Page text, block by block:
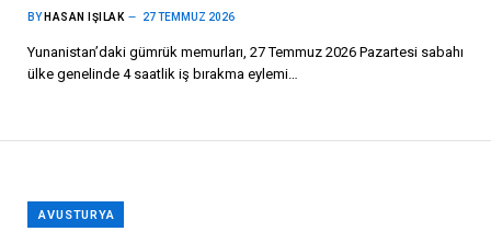
BY HASAN IŞILAK 27 TEMMUZ 2026
Yunanistan’daki gümrük memurları, 27 Temmuz 2026 Pazartesi sabahı
ülke genelinde 4 saatlik iş bırakma eylemi…
AVUSTURYA